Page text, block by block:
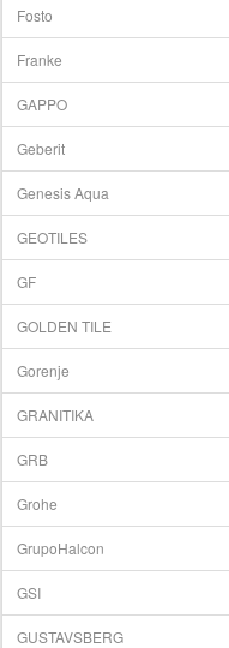
Fosto
Franke
GAPPO
Geberit
Genesis Aqua
GEOTILES
GF
GOLDEN TILE
Gorenje
GRANITIKA
GRB
Grohe
GrupoHalcon
GSI
GUSTAVSBERG